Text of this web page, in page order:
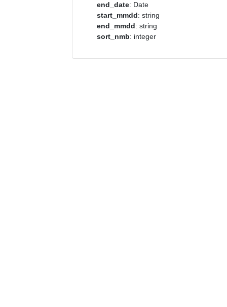
end_date: Date
start_mmdd: string
end_mmdd: string
sort_nmb: integer